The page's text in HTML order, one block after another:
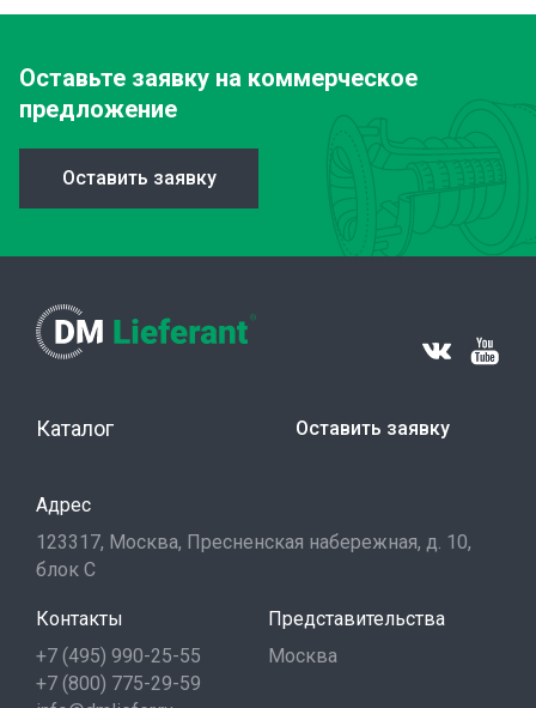
Оставьте заявку на коммерческое
предложение
Оставить заявку
Каталог Оставить заявку
Адрес
123317, Москва, Пресненская набережная, д. 10,
блок С
Контакты
+7 (495) 990-25-55
+7 (800) 775-29-59
Представительства
Москва